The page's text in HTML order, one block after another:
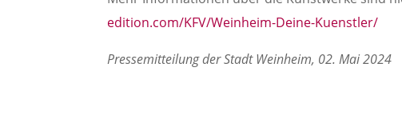
edition.com/KFV/Weinheim-Deine-Kuenstler/
Pressemitteilung der Stadt Weinheim, 02. Mai 2024